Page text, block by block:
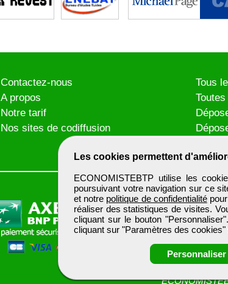
Les cookies permettent
ECONOMISTEBTP utilise les
poursuivant votre navigation sur ce
et notre politique de confidentialitépour
réaliser des statistiques de visites.
cliquant sur le bouton
cliquant sur "Paramètres des cookies"
Personnaliser
Contactez-nous
A propos
Notre tarif
Nos sites de codiffusion
Tous